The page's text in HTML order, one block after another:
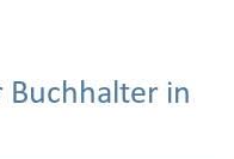
Buchhalter in